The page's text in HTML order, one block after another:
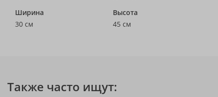
Ширина
30 см
Высота
45 см
Также часто ищут: